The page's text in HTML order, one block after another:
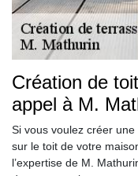
Création de
appel à M.
Si vous voulez créer
sur le toit de votre
l’expertise de M.